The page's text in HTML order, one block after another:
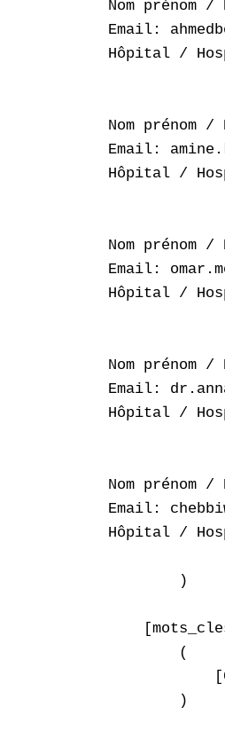
Nom prénom /
Email:
Hôpital /
Nom prénom /
Email:
Hôpital /
Nom prénom /
Email:
Hôpital /
Nom prénom /
Email:
Hôpital /
Nom prénom /
Email:
Hôpital /
        )
        (
        )